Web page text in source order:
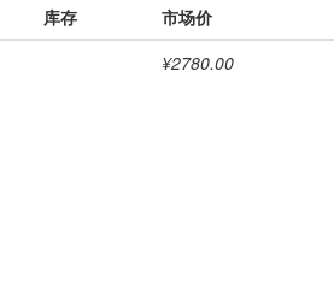
库存 市场价
¥2780.00